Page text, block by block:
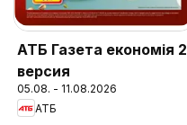
АТБ Газета економія 2
версия
05.08. - 11.08.2026
АТБ